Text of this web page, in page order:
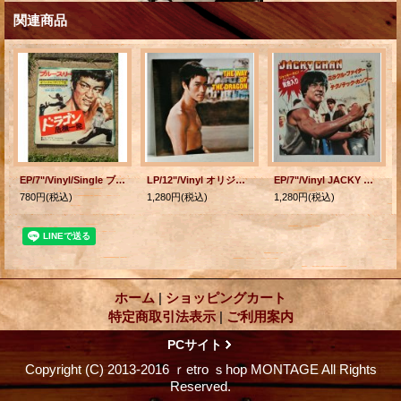
関連商品
EP/7"/Vinyl/Single ブルース・リー オリジナル・サントラ ”ドラゴン危機一発”
780円(税込)
LP/12"/Vinyl オリジナル サウンドトラック THE WAY OF DRAGON ドラゴンへの道 ‎ ブルース・リー (1981) TAM ‎帯なし/ポスターなし
1,280円(税込)
EP/7"/Vinyl JACKY CHAN ジャッキー・チェン ミラクル・ファイター/テクノテック・カンフー MOJO/MFB (1981) COLOMBIA
1,280円(税込)
ホーム | ショッピングカート
特定商取引法表示 | ご利用案内
PCサイト
Copyright (C) 2013-2016 ｒetro ｓhop MONTAGE All Rights
Reserved.